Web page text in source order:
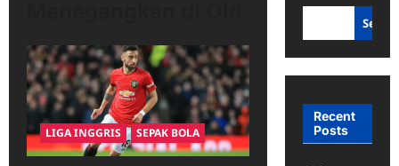
LIGA INGGRIS SEPAK BOLA
Recent
Posts